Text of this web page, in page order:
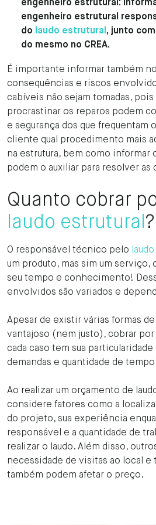
engenheiro estrutural:
engenheiro estrutural
do laudo estrutural, junto
do mesmo no CREA.
É importante informar também no
consequências e riscos
cabíveis não sejam tomadas, pois
procrastinar os reparos podem
e segurança dos que frequentam
cliente qual procedimento mais
na estrutura, bem como informar
podem o auxiliar para resolver as
Quanto cobrar
laudo estrutural ?
O responsável técnico pelo
um produto, mas sim um serviço,
seu tempo e conhecimento!
envolvidos são variados e
Apesar de existir várias formas
vantajoso (nem justo), cobrar por
cada caso tem sua
demandas e quantidade de
Ao realizar um orçamento de
considere fatores como a
do projeto, sua experiência
responsável e a quantidade de
realizar o laudo. Além disso,
necessidade de visitas ao local e
também podem afetar o preço.